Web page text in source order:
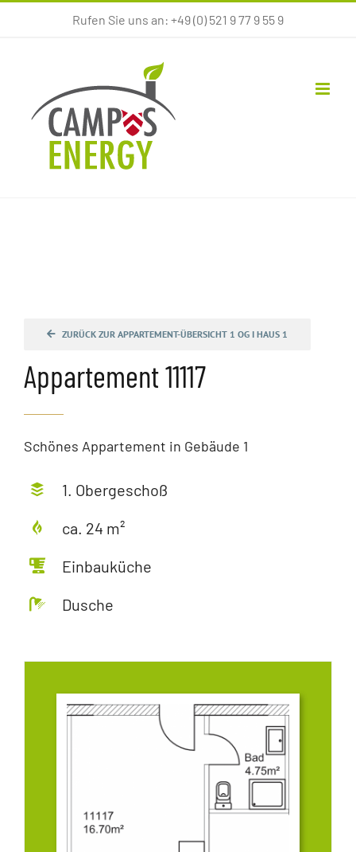
Rufen Sie uns an: +49 (0) 521 9 77 9 55 9
ZURÜCK ZUR APPARTEMENT-ÜBERSICHT 1 OG I HAUS 1
Appartement 11117
Schönes Appartement in Gebäude 1
1. Obergeschoß
ca. 24 m²
Einbauküche
Dusche